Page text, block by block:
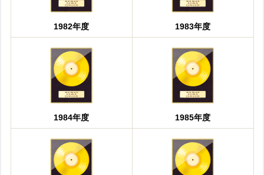
1982年度 1983年度
1984年度 1985年度